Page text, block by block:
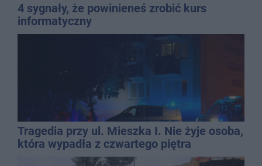
4 sygnały, że powinieneś zrobić kurs
informatyczny
Tragedia przy ul. Mieszka I. Nie żyje osoba,
która wypadła z czwartego piętra